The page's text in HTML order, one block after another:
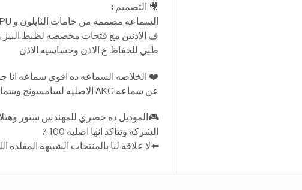
🎥 التصميم :
ف الاذنين مع فتحات مخصصه لظبط البيز
طبي للحفاظ ع الاذن وحساسيه الاذن
❤️ الخلاصه السماعه ده اقوي سماعه انا
عن سماعه AKG الاصليه لسامسونج وسماعه ايفون لانها بتيجي بنفس التصميم
🎮الموديل ده حصري للمهندس ستور
الشركه وتتأكد انها اصليه 100 ٪
⬅️لا علاقه لنا بالمنتجات الشبيهه المقلده